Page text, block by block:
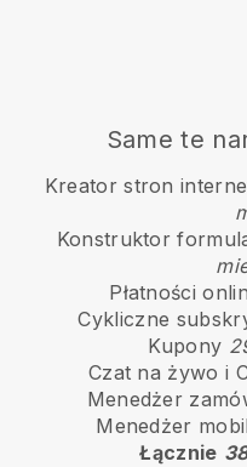
Same te
Kreator stron
Konstruktor
Płatności
Cykliczne
Kupony
Czat na żywo i
Menedżer
Menedżer
Łącznie